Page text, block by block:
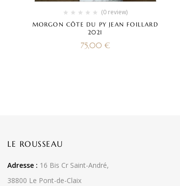
(0 review)
MORGON CÔTE DU PY JEAN FOILLARD
2021
75,00 €
LE ROUSSEAU
Adresse : 16 Bis Cr Saint-André,
38800 Le Pont-de-Claix